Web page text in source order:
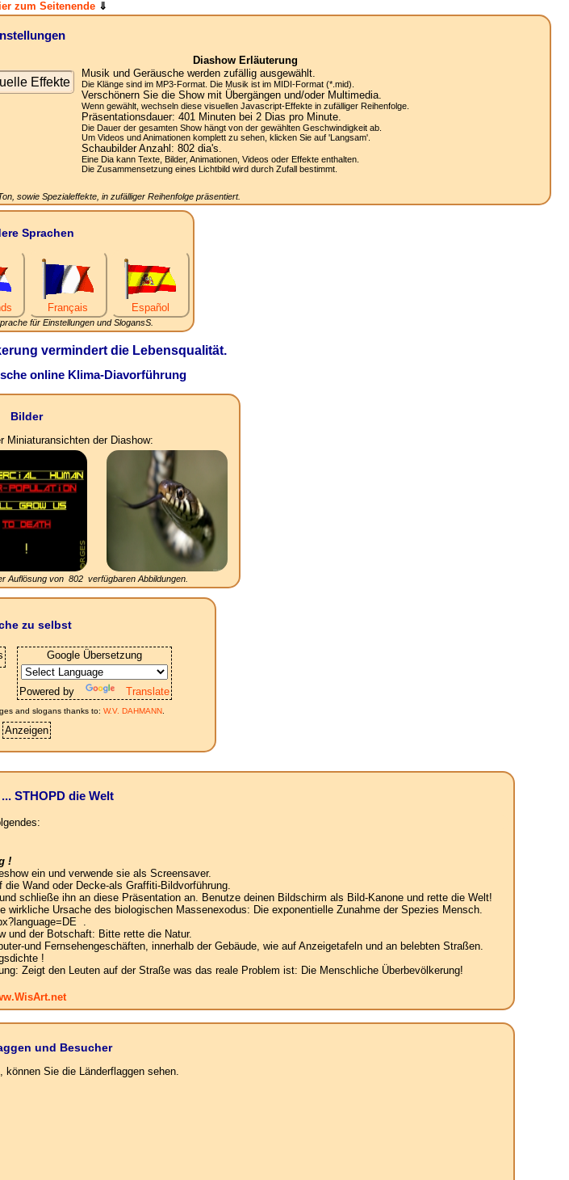
zum Seitenende ⇓
Effekte
Diashow Erläuterung
Musik und Geräusche werden zufällig ausgewählt.
Die Klänge sind im MP3-Format. Die Musik ist im MIDI-Format (*.mid).
Verschönern Sie die Show mit Übergängen und/oder Multimedia.
Wenn gewählt, wechseln diese visuellen Javascript-Effekte in zufälliger Reihenfolge.
Präsentationsdauer: 401 Minuten bei 2 Dias pro Minute.
Die Dauer der gesamten Show hängt von der gewählten Geschwindigkeit ab.
Um Videos und Animationen komplett zu sehen, klicken Sie auf 'Langsam'.
Schaubilder Anzahl: 802dia's.
Eine Dia kann Texte, Bilder, Animationen, Videos oder Effekte enthalten.
Die Zusammensetzung eines Lichtbild wird durch Zufall bestimmt.
sowie Spezialeffekte, in zufälliger Reihenfolge präsentiert.
Sprachen
Français Español
für Einstellungen und SlogansS.
vermindert die Lebensqualität.
online Klima-Diavorführung
Bilder
Miniaturansichten der Diashow:
Auflösung von 802 verfügbaren Abbildungen.
zu selbst
Google Übersetzung
Powered by Translate
and slogans thanks to: W.V. DAHMANN.
Anzeigen
STHOPD die Welt
!
ein und verwende sie als Screensaver.
Wand oder Decke-als Graffiti-Bildvorführung.
schließe ihn an diese Präsentation an. Benutze deinen Bildschirm als Bild-Kanone und rette die Welt!
Ursache des biologischen Massenexodus: Die exponentielle Zunahme der Spezies Mensch.
.
und der Botschaft: Bitte rette die Natur.
und Fernsehengeschäften, innerhalb der Gebäude, wie auf Anzeigetafeln und an belebten Straßen.
!
Zeigt den Leuten auf der Straße was das reale Problem ist: Die Menschliche Überbevölkerung!
und Besucher
Sie die Länderflaggen sehen.